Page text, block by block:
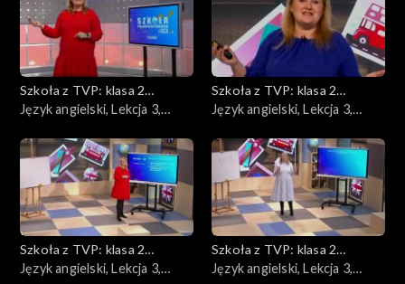
Fizyka
Geografia
Język polski
Matematyka
Chemia
Szkoła z TVP: klasa 2
ponadpodstawowa
Język angielski, Lekcja 3,
Szkoła z TVP: klasa 2
ponadpodstawowa
Język angielski, Lekcja 3,
Szkoła z TVP: klasa 2
ponadpodstawowa
Język angielski, Lekcja 3,
Szkoła z TVP: klasa 2
ponadpodstawowa
Język angielski, Lekcja 3,